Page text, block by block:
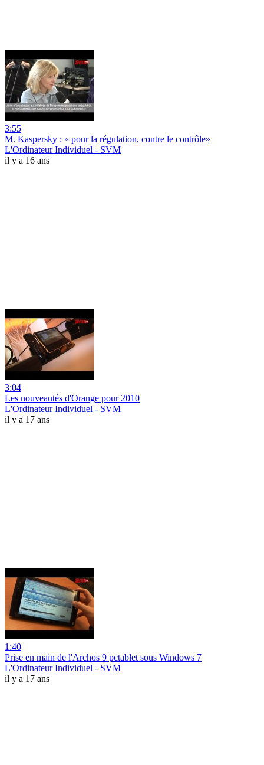
3:55
M. Kaspersky : « pour la régulation, contre le contrôle»
L'Ordinateur Individuel - SVM
il y a 16 ans
3:04
Les nouveautés d'Orange pour 2010
L'Ordinateur Individuel - SVM
il y a 17 ans
1:40
Prise en main de l'Archos 9 pctablet sous Windows 7
L'Ordinateur Individuel - SVM
il y a 17 ans